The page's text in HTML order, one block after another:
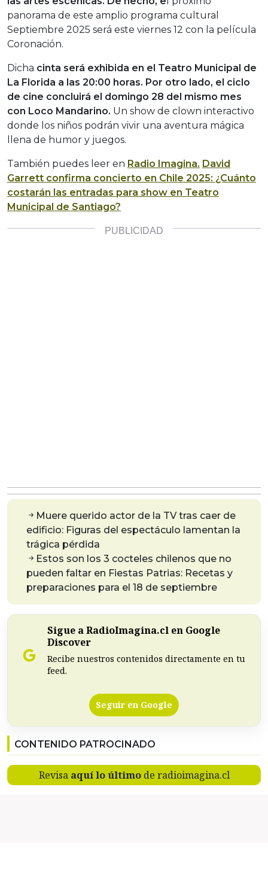
panorama de este amplio programa cultural
Septiembre 2025 será este viernes 12 con la película
Coronación.
Dicha cinta será exhibida en el Teatro Municipal de
La Florida a las 20:00 horas. Por otro lado, el ciclo
de cine concluirá el domingo 28 del mismo mes
con Loco Mandarino. Un show de clown interactivo
donde los niños podrán vivir una aventura mágica
llena de humor y juegos.
También puedes leer en Radio Imagina. David
Garrett confirma concierto en Chile 2025: ¿Cuánto
costarán las entradas para show en Teatro
Municipal de Santiago?
Muere querido actor de la TV tras caer de
edificio: Figuras del espectáculo lamentan la
trágica pérdida
Estos son los 3 cocteles chilenos que no
pueden faltar en Fiestas Patrias: Recetas y
preparaciones para el 18 de septiembre
Sigue a RadioImagina.cl en Google
Discover
Recibe nuestros contenidos directamente en tu
feed.
Seguir en Google
CONTENIDO PATROCINADO
Revisa aquí lo últimode radioimagina.cl